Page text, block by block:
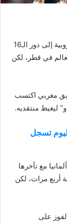
كانت الأمور ممهدة أمام صعود أربعة منتخبات أوروبية إلى دور الـ16
في قطر، لكن
مغربي اكتسب
ليغيظ منتقديه.
تسجل
مع تأخرها
أربع مرات، لكن
على